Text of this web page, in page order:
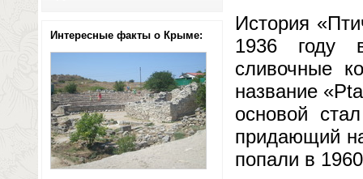
Интересные факты о Крыме:
История
1936 году
сливочные
название
основой
придающий
попали в